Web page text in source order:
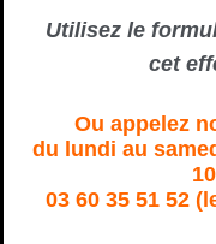
Utilisez le
cet
Ou appelez
du lundi au
03 60 35 51 52